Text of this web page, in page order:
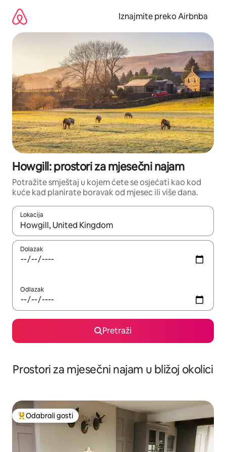
sadržaj
Iznajmite preko Airbnba
Howgill: prostori za mjesečni najam
Potražite smještaj u kojem ćete se osjećati kao kod
kuće kad planirate boravak od mjesec ili više dana.
Lokacija
Kada budu dostupni rezultati, moći ćete ih pregledati
Dolazak
Odlazak
Pretraži
Prostori za mjesečni najam u bližoj okolici
Među najviše rangiranima s oznakom „Odabrali gosti”
Odabrali gosti